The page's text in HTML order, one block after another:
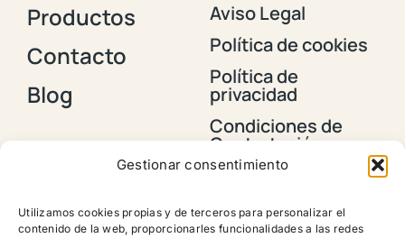
Gestionar consentimiento
Utilizamos cookies propias y de terceros para personalizar el
contenido de la web, proporcionarles funcionalidades a las redes
Productos
Contacto
Blog
Aviso Legal
Política de cookies
Política de
privacidad
Condiciones de
Contratación y
Envios
devoluciones,
reembolsos y